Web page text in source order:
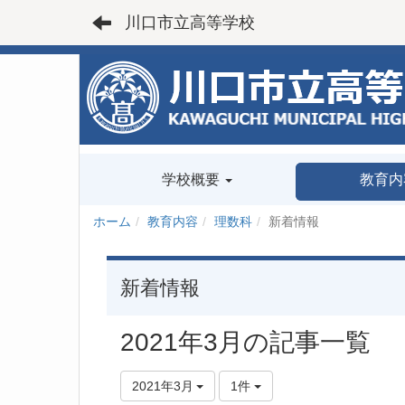
川口市立高等学校
学校概要 教育
ホーム 教育内容 理数科 新着情報
新着情報
2021年3月の記事一覧
2021年3月 1件